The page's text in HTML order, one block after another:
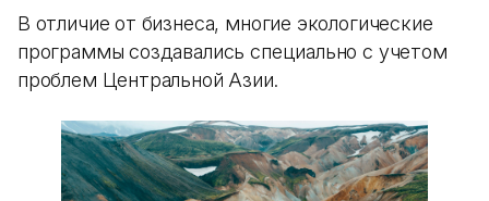
В отличие от бизнеса, многие экологические
программы создавались специально с учетом
проблем Центральной Азии.